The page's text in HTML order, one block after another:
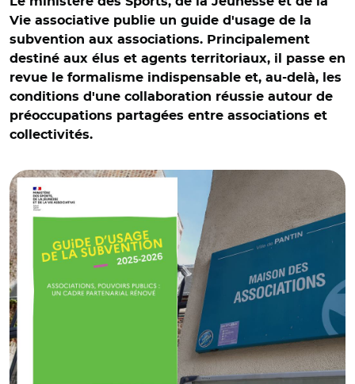
Vie associative publie un guide d'usage de la
subvention aux associations. Principalement
destiné aux élus et agents territoriaux, il passe en
revue le formalisme indispensable et, au-delà, les
conditions d'une collaboration réussie autour de
préoccupations partagées entre associations et
collectivités.
© Ministère des Sports, de la Jeunesse et de la Vie